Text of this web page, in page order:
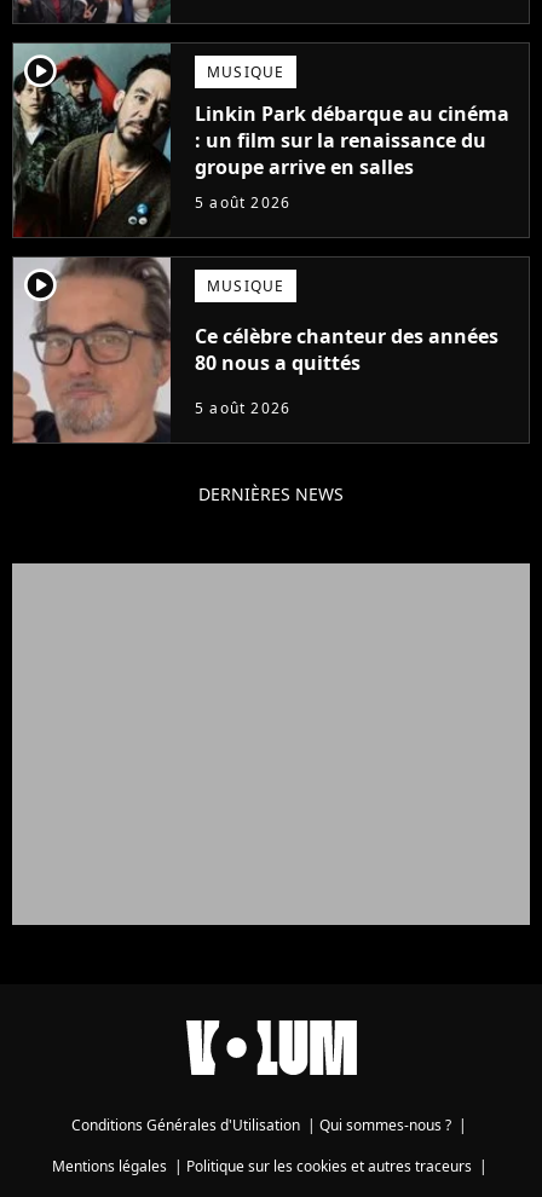
player2 MUSIQUE
Linkin Park débarque au cinéma
: un film sur la renaissance du
groupe arrive en salles
5 août 2026
player2 MUSIQUE
Ce célèbre chanteur des années
80 nous a quittés
5 août 2026
DERNIÈRES NEWS
Conditions Générales d'Utilisation | Qui sommes-nous ? |
Mentions légales| Politique sur les cookies et autres traceurs|